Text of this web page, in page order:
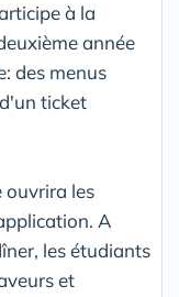
à la
année
des menus
ticket
ouvrira les
A
les étudiants
et